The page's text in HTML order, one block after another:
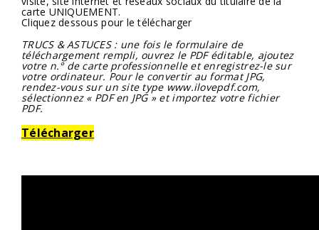
carte UNIQUEMENT.
Cliquez dessous pour le télécharger
TRUCS & ASTUCES : une fois le formulaire de
téléchargement rempli, ouvrez le PDF éditable, ajoutez
votre n.° de carte professionnelle et enregistrez-le sur
votre ordinateur. Pour le convertir au format JPG,
rendez-vous sur un site type www.ilovepdf.com,
sélectionnez « PDF en JPG » et importez votre fichier
PDF.
Télécharger